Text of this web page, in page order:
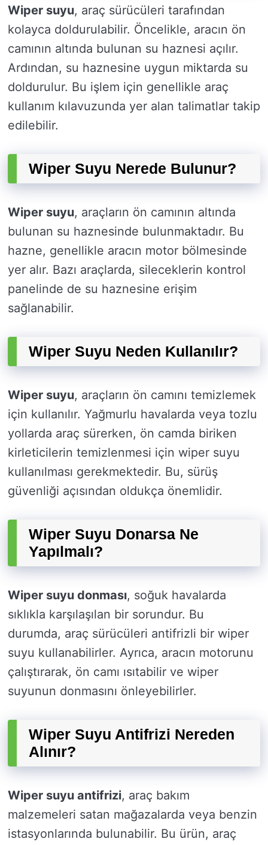
Wiper suyu, araç sürücüleri tarafından
kolayca doldurulabilir. Öncelikle, aracın ön
camının altında bulunan su haznesi açılır.
Ardından, su haznesine uygun miktarda su
doldurulur. Bu işlem için genellikle araç
kullanım kılavuzunda yer alan talimatlar takip
edilebilir.
Wiper Suyu Nerede Bulunur?
Wiper suyu, araçların ön camının altında
bulunan su haznesinde bulunmaktadır. Bu
hazne, genellikle aracın motor bölmesinde
yer alır. Bazı araçlarda, sileceklerin kontrol
panelinde de su haznesine erişim
sağlanabilir.
Wiper Suyu Neden Kullanılır?
Wiper suyu, araçların ön camını temizlemek
için kullanılır. Yağmurlu havalarda veya tozlu
yollarda araç sürerken, ön camda biriken
kirleticilerin temizlenmesi için wiper suyu
kullanılması gerekmektedir. Bu, sürüş
güvenliği açısından oldukça önemlidir.
Wiper Suyu Donarsa Ne
Yapılmalı?
Wiper suyu donması, soğuk havalarda
sıklıkla karşılaşılan bir sorundur. Bu
durumda, araç sürücüleri antifrizli bir wiper
suyu kullanabilirler. Ayrıca, aracın motorunu
çalıştırarak, ön camı ısıtabilir ve wiper
suyunun donmasını önleyebilirler.
Wiper Suyu Antifrizi Nereden
Alınır?
Wiper suyu antifrizi, araç bakım
malzemeleri satan mağazalarda veya benzin
istasyonlarında bulunabilir. Bu ürün, araç